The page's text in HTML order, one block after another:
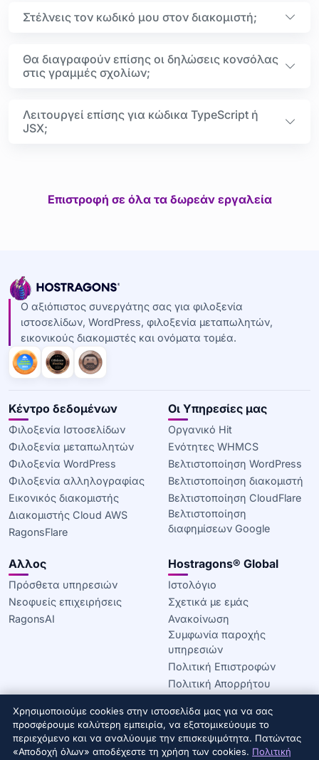
Στέλνεις τον κωδικό μου στον διακομιστή;
Θα διαγραφούν επίσης οι δηλώσεις κονσόλας
στις γραμμές σχολίων;
Λειτουργεί επίσης για κώδικα TypeScript ή
JSX;
Επιστροφή σε όλα τα δωρεάν εργαλεία
Ο αξιόπιστος συνεργάτης σας για φιλοξενία
ιστοσελίδων, WordPress, φιλοξενία μεταπωλητών,
εικονικούς διακομιστές και ονόματα τομέα.
Κέντρο δεδομένων
Φιλοξενία Ιστοσελίδων
Φιλοξενία μεταπωλητών
Φιλοξενία WordPress
Φιλοξενία αλληλογραφίας
Εικονικός διακομιστής
Διακομιστής Cloud AWS
RagonsFlare
Οι Υπηρεσίες μας
Οργανικό Hit
Ενότητες WHMCS
Βελτιστοποίηση WordPress
Βελτιστοποίηση διακομιστή
Βελτιστοποίηση CloudFlare
Βελτιστοποίηση
διαφημίσεων Google
Αλλος
Πρόσθετα υπηρεσιών
Νεοφυείς επιχειρήσεις
RagonsAI
Hostragons® Global
Ιστολόγιο
Σχετικά με εμάς
Ανακοίνωση
Συμφωνία παροχής
υπηρεσιών
Πολιτική Επιστροφών
Πολιτική Απορρήτου
© 2020–2026 Hostragons® Global —Εμπορικό σήμα της
Draconis Infrastructure, LLC.
Με την επιφύλαξη παντός
Χρησιμοποιούμε cookies στην ιστοσελίδα μας για να σας
προσφέρουμε καλύτερη εμπειρία, να εξατομικεύουμε το
περιεχόμενο και να αναλύουμε την επισκεψιμότητα. Πατώντας
«Αποδοχή όλων» αποδέχεστε τη χρήση των cookies. Πολιτική